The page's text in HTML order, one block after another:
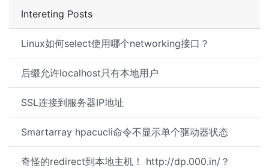
Intereting Posts
Linux如何select使用哪个networking接口？
后缀允许localhost只有本地用户
SSL连接到服务器IP地址
Smartarray hpacucli命令不显示单个驱动器状态
奇怪的redirect到本地主机！ http://dp.000.in/？